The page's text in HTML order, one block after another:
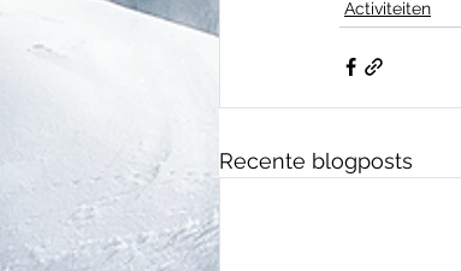
Activiteiten
Recente blogposts